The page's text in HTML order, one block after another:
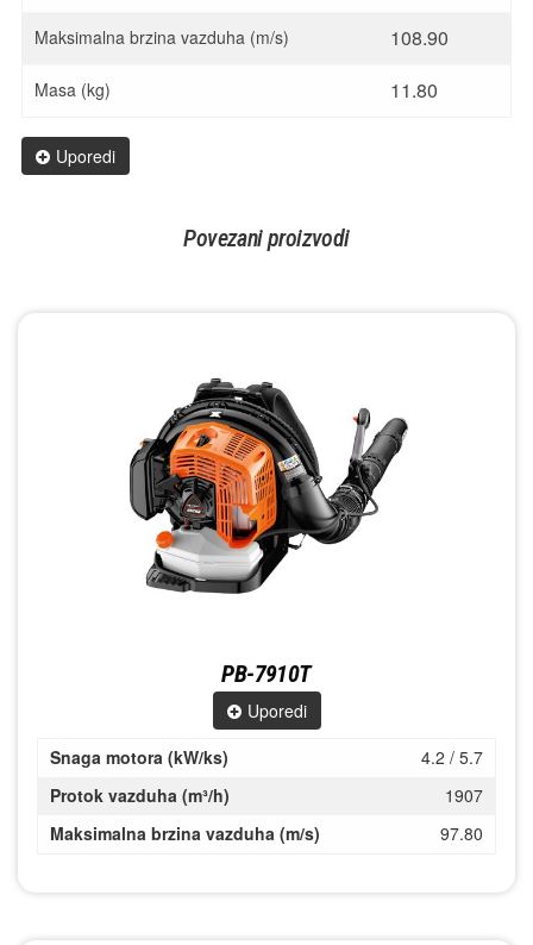
Maksimalna brzina vazduha (m/s) 108.90
Masa (kg) 11.80
Uporedi
Povezani proizvodi
PB-7910T
Uporedi
Snaga motora (kW/ks)
4.2 / 5.7
Protok vazduha (m³/h)
1907
Maksimalna brzina vazduha (m/s)
97.80